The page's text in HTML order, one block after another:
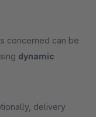
concerned can be
dynamic
delivery